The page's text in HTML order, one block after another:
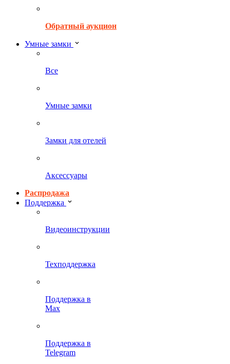
Обратный аукцион
Умные замки
Все
Умные замки
Замки для отелей
Аксессуары
Распродажа
Поддержка
Видеоинструкции
Техподдержка
Поддержка в
Max
Поддержка в
Telegram